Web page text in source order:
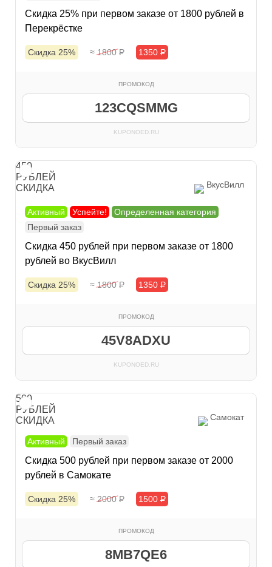
Скидка 25% при первом заказе от 1800 рублей в
Перекрёстке
Скидка 25% ≈ 1800Р 1350 Р
ПРОМОКОД
123CQSMMG
KUPONOED.RU
450
РУБЛЕЙ
СКИДКА
ВкусВилл
Активный Успейте!
Определенная категория
Первый заказ
Скидка 450 рублей при первом заказе от 1800
рублей во ВкусВилл
Скидка 25% ≈ 1800Р 1350 Р
ПРОМОКОД
45V8ADXU
KUPONOED.RU
500
РУБЛЕЙ
СКИДКА
Самокат
Активный Первый заказ
Скидка 500 рублей при первом заказе от 2000
рублей в Самокате
Скидка 25% ≈ 2000Р 1500 Р
ПРОМОКОД
8MB7QE6